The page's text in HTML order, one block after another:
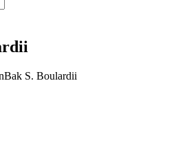
S. Boulardii